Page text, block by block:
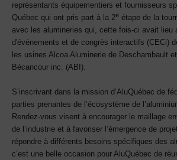
représentants équipementiers et fournisseurs
Québec qui ont pris part à la 2e étape de la
avec les alumineries qui, cette fois-ci avait lieu
d'événements et de congrès interactifs (CECi)
les usines Alcoa Aluminerie de Deschambault
Bécancour inc. (ABI).
S’inscrivant dans la mission d’AluQuébec de
parties prenantes de l’écosystème de
Rendez-vous visent à encourager le maillage
de l’industrie et à favoriser l’émergence de
répondre à différents besoins spécifiques des
c’est une belle occasion pour AluQuébec de